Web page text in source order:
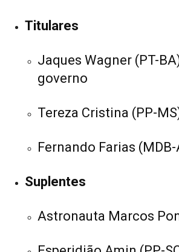
Titulares
Jaques Wagner (PT-
governo
Tereza Cristina (PP-
Fernando Farias (MDB-
Suplentes
Astronauta Marcos